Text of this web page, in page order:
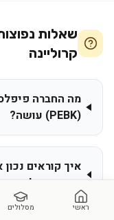
שאלות
קרוליינה
מה החברה
(PEBK) עושה?
איך קוראים
בנקורפ של צפון
ראשי מסלולים